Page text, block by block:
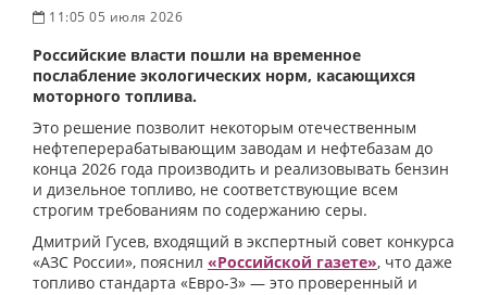
11:05 05 июля 2026
Российские власти пошли на временное
послабление экологических норм, касающихся
моторного топлива.
Это решение позволит некоторым отечественным
нефтеперерабатывающим заводам и нефтебазам до
конца 2026 года производить и реализовывать бензин
и дизельное топливо, не соответствующие всем
строгим требованиям по содержанию серы.
Дмитрий Гусев, входящий в экспертный совет конкурса
«АЗС России», пояснил «Российской газете», что даже
топливо стандарта «Евро-3» — это проверенный и